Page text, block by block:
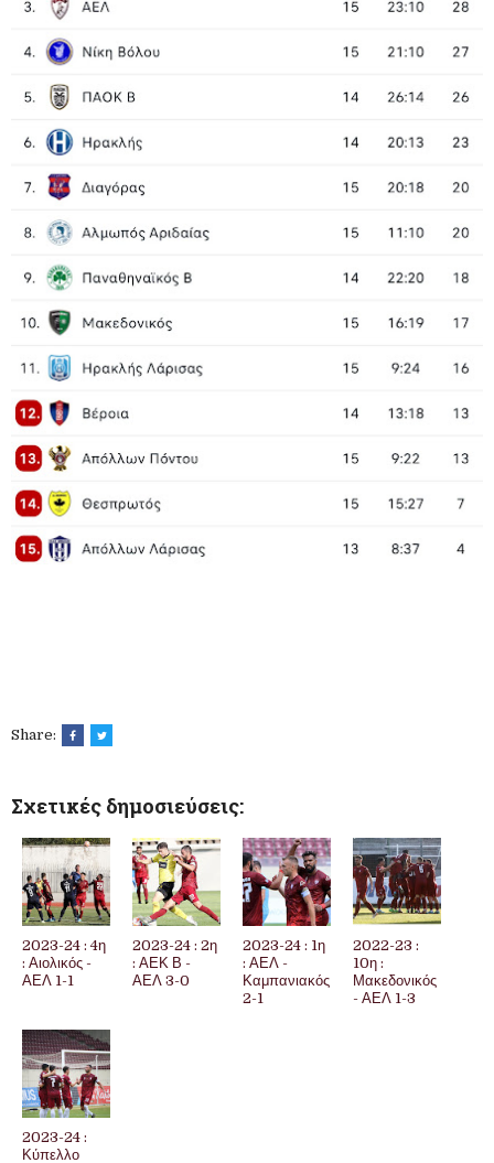
Share:
Σχετικές δημοσιεύσεις:
2023-24 : 4η
: Αιολικός -
ΑΕΛ 1-1
2023-24 : 2η
: ΑΕΚ Β -
ΑΕΛ 3-0
2023-24 : 1η
: ΑΕΛ -
Καμπανιακός
2-1
2022-23 :
10η :
Μακεδονικός
- ΑΕΛ 1-3
2023-24 :
Κύπελλο